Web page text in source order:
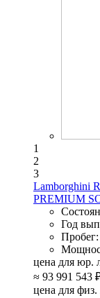
1
2
3
Lamborghini
PREMIUM
Год
Пробег:
цена для юр.
≈ 93 991 543
цена для физ.